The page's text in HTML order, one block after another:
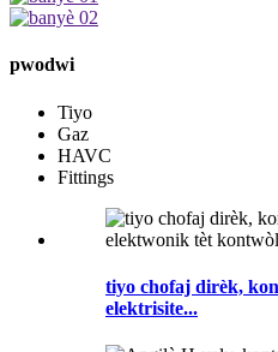
pwodwi
Tiyo
Gaz
HAVC
Fittings
tiyo chofaj dirèk,
elektrisite...